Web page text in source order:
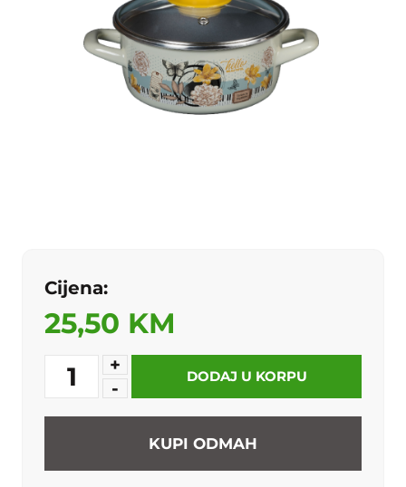
Cijena:
25,50 KM
1
+
-
DODAJ U KORPU
KUPI ODMAH